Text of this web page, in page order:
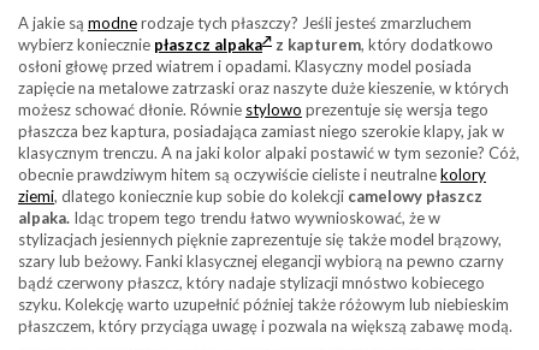
A jakie są modnerodzaje tych płaszczy? Jeśli jesteś zmarzluchem
wybierz koniecznie płaszcz alpaka z kapturem, który dodatkowo
osłoni głowę przed wiatrem i opadami. Klasyczny model posiada
zapięcie na metalowe zatrzaski oraz naszyte duże kieszenie, w których
możesz schować dłonie. Równie stylowo prezentuje się wersja tego
płaszcza bez kaptura, posiadająca zamiast niego szerokie klapy, jak w
klasycznym trenczu. A na jaki kolor alpaki postawić w tym sezonie? Cóż,
obecnie prawdziwym hitem są oczywiście cieliste i neutralnekolory
ziemi, dlatego koniecznie kup sobie do kolekcji camelowy płaszcz
alpaka. Idąc tropem tego trendu łatwo wywnioskować, że w
stylizacjach jesiennych pięknie zaprezentuje się także model brązowy,
szary lub beżowy. Fanki klasycznej elegancji wybiorą na pewno czarny
bądź czerwony płaszcz, który nadaje stylizacji mnóstwo kobiecego
szyku. Kolekcję warto uzupełnić później także różowym lub niebieskim
płaszczem, który przyciąga uwagę i pozwala na większą zabawę modą.